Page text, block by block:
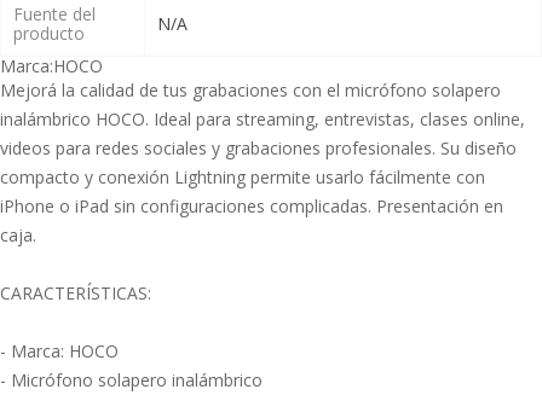
Fuente del
producto
N/A
Marca:HOCO
Mejorá la calidad de tus grabaciones con el micrófono solapero
inalámbrico HOCO. Ideal para streaming, entrevistas, clases online,
videos para redes sociales y grabaciones profesionales. Su diseño
compacto y conexión Lightning permite usarlo fácilmente con
iPhone o iPad sin configuraciones complicadas. Presentación en
caja.
CARACTERÍSTICAS:
- Marca: HOCO
- Micrófono solapero inalámbrico